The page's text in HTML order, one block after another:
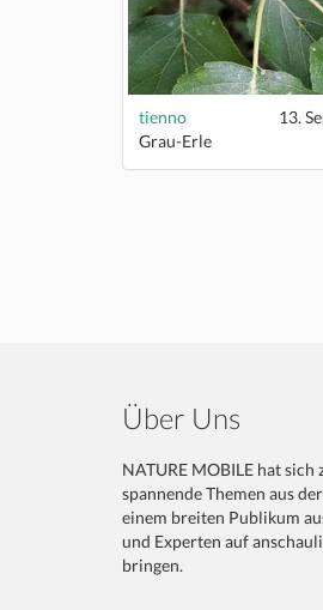
tienno
Grau-Erle
Über Uns
NATURE MOBILE hat
spannende Themen aus
einem breiten Publikum
und Experten auf
bringen.